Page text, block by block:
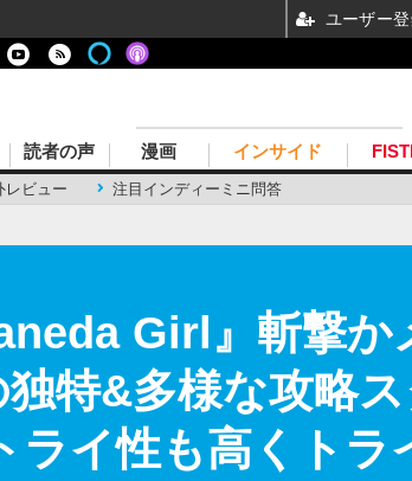
レビュー 注目インディーミニ問答
読者の声 漫画 インサイド
Girl』斬撃か
特&多様な攻略
ライ性も高くトラ
ユーザー